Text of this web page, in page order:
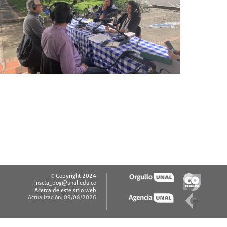
© Copyright 2024
inscta_bog@unal.edu.co
Acerca de este sitio web
Actualización: 09/08/2026